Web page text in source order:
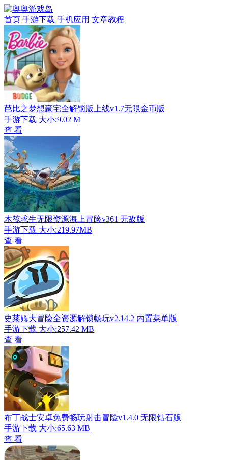
首页 手游下载 手机应用 文章教程
芭比之梦想豪宅全解锁版上线v1.7无限金币版
手游下载 大小:9.02 M
查 看
木筏求生无限资源海上冒险v361 无敌版
手游下载 大小:219.97MB
查 看
史莱姆大冒险全资源解锁畅玩v2.14.2 内置菜单版
手游下载 大小:257.42 MB
查 看
布丁战士安卓免费畅玩射击冒险v1.4.0 无限钻石版
手游下载 大小:65.63 MB
查 看